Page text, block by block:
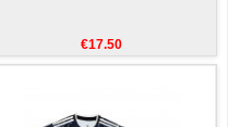
€17.50